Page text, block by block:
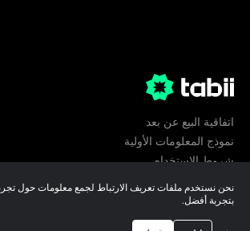
اتفاقية البيع عن بعد
نموذج المعلومات الأولية
شروط الإستخدام
تفضيلات ملفات تعريف الارتباط
نحن نستخدم ملفات تعريف الارتباط لجمع معلومات حول
بتجربة أفضل.